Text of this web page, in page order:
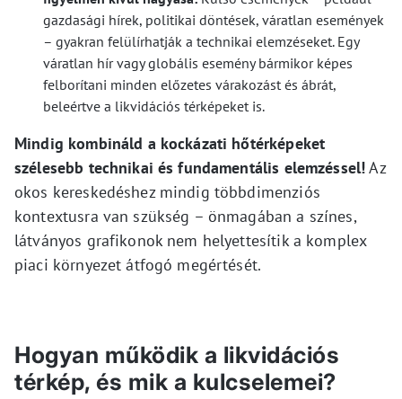
gazdasági hírek, politikai döntések, váratlan események
– gyakran felülírhatják a technikai elemzéseket. Egy
váratlan hír vagy globális esemény bármikor képes
felborítani minden előzetes várakozást és ábrát,
beleértve a likvidációs térképeket is.
Mindig kombináld a kockázati hőtérképeket
szélesebb technikai és fundamentális elemzéssel!Az
okos kereskedéshez mindig többdimenziós
kontextusra van szükség – önmagában a színes,
látványos grafikonok nem helyettesítik a komplex
piaci környezet átfogó megértését.
Hogyan működik a likvidációs
térkép, és mik a kulcselemei?